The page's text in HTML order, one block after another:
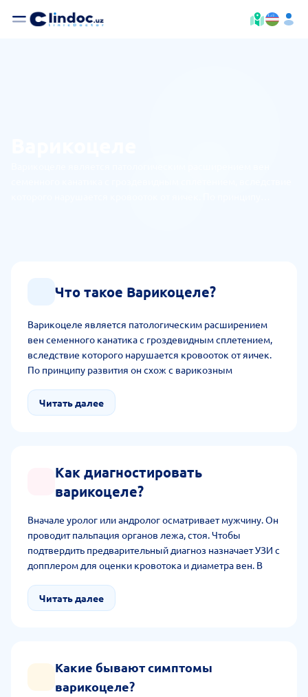
Что такое Варикоцеле?
Варикоцеле является патологическим расширением
вен семенного канатика с гроздевидным сплетением,
вследствие которого нарушается кровооток от яичек.
По принципу развития он схож с варикозным
проявляет себя, однако оно приводит к непоправимым
последствиям без лечения.
Читать далее
Как диагностировать
варикоцеле?
Вначале уролог или андролог осматривает мужчину. Он
проводит пальпация органов лежа, стоя. Чтобы
подтвердить предварительный диагноз назначает УЗИ с
допплером для оценки кровотока и диаметра вен. В
исследования сосудов. Дополнительно рекомендуют
спермограмму и сдачу гормонов при проблеме с
Читать далее
Какие бывают симптомы
варикоцеле?